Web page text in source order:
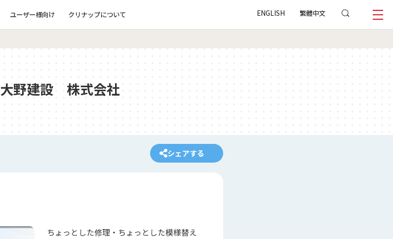
ユーザー様向け クリナップについて ENGLISH 繁體中文
大野建設 株式会社
シェアする
ちょっとした修理・ちょっとした模様替え